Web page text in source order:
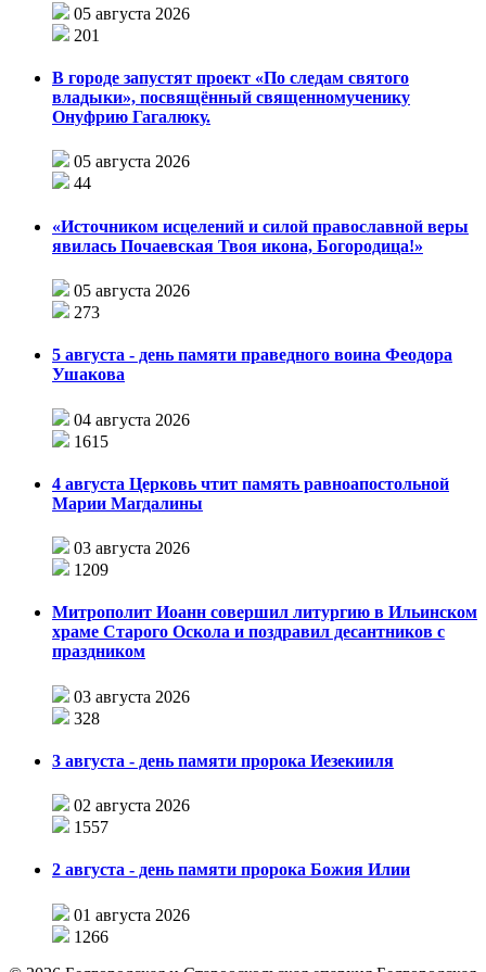
05 августа 2026
201
В городе запустят проект «По следам святого
владыки», посвящённый священномученику
Онуфрию Гагалюку.
05 августа 2026
44
«Источником исцелений и силой православной веры
явилась Почаевская Твоя икона, Богородица!»
05 августа 2026
273
5 августа - день памяти праведного воина Феодора
Ушакова
04 августа 2026
1615
4 августа Церковь чтит память равноапостольной
Марии Магдалины
03 августа 2026
1209
Митрополит Иоанн совершил литургию в Ильинском
храме Старого Оскола и поздравил десантников с
праздником
03 августа 2026
328
3 августа - день памяти пророка Иезекииля
02 августа 2026
1557
2 августа - день памяти пророка Божия Илии
01 августа 2026
1266